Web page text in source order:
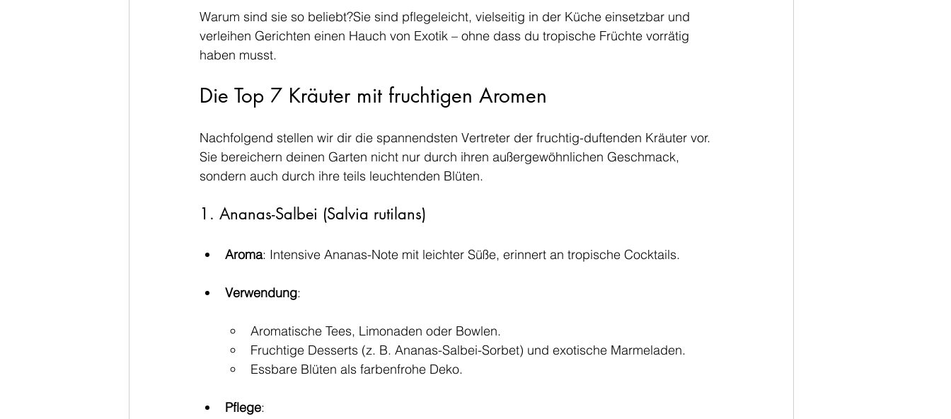
Warum sind sie so beliebt?Sie sind pflegeleicht, vielseitig in der Küche einsetzbar und
verleihen Gerichten einen Hauch von Exotik – ohne dass du tropische Früchte vorrätig
haben musst.
Die Top 7 Kräuter mit fruchtigen Aromen
Nachfolgend stellen wir dir die spannendsten Vertreter der fruchtig-duftenden Kräuter vor.
Sie bereichern deinen Garten nicht nur durch ihren außergewöhnlichen Geschmack,
sondern auch durch ihre teils leuchtenden Blüten.
1. Ananas-Salbei (Salvia rutilans)
Aroma: Intensive Ananas-Note mit leichter Süße, erinnert an tropische Cocktails.
Verwendung:
Aromatische Tees, Limonaden oder Bowlen.
Fruchtige Desserts (z. B. Ananas-Salbei-Sorbet) und exotische Marmeladen.
Essbare Blüten als farbenfrohe Deko.
Pflege: